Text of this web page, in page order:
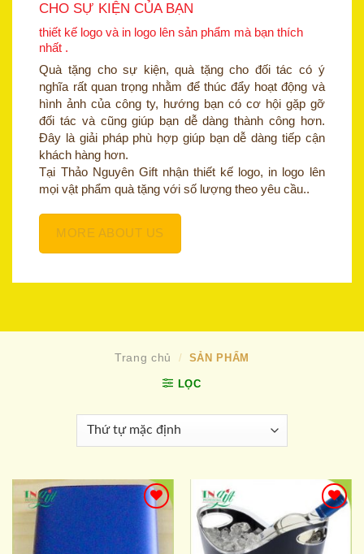
CHO SỰ KIỆN CỦA BẠN
thiết kế logo và in logo lên sản phẩm mà bạn thích
nhất .
Quà tặng cho sự kiện, quà tặng cho đối tác có ý
nghĩa rất quan trọng nhằm để thúc đẩy hoạt động và
hình ảnh của công ty, hướng bạn có cơ hội gặp gỡ
đối tác và cũng giúp bạn dễ dàng thành công hơn.
Đây là giải pháp phù hợp giúp bạn dễ dàng tiếp cận
khách hàng hơn.
Tại Thảo Nguyên Gift nhận thiết kế logo, in logo lên
mọi vật phẩm quà tặng với số lượng theo yêu cầu..
MORE ABOUT US
Trang chủ / SẢN PHẨM
LỌC
wishlist
Add to
wishlist